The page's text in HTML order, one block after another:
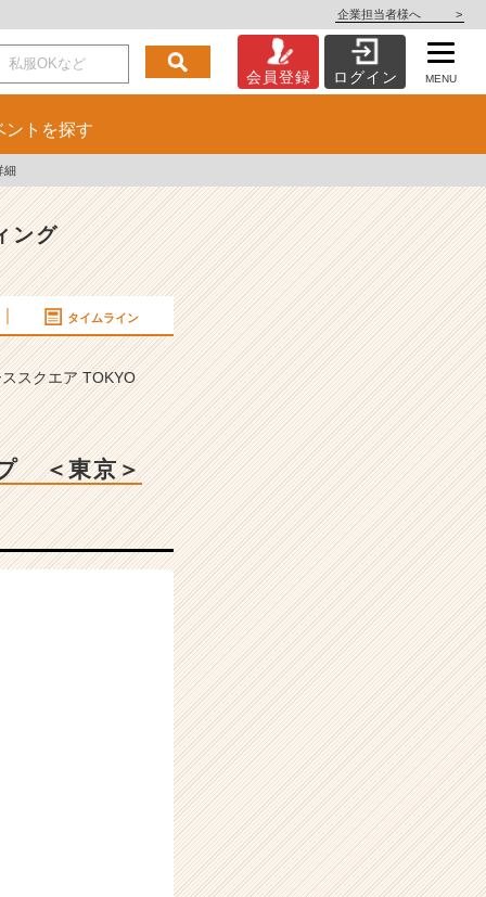
企業担当者様へ >
会員登録 ログイン MENU
ント を探す
細
ング
タイムライン
スクエア TOKYO
＜東京＞